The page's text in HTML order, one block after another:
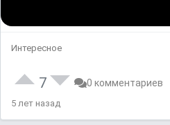
Интересное
7 0 комментариев
5 лет назад